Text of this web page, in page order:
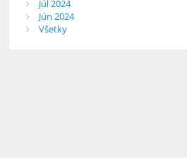
Júl 2024
Jún 2024
Všetky